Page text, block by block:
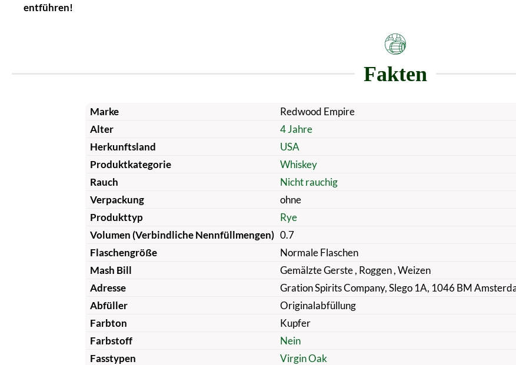
entführen!
Fakten
Marke
Redwood Empire
Alter
4 Jahre
Herkunftsland
USA
Produktkategorie
Whiskey
Rauch
Nicht rauchig
Verpackung
ohne
Produkttyp
Rye
Volumen (Verbindliche Nennfüllmengen) 0.7
Flaschengröße
Normale Flaschen
Mash Bill
Gemälzte Gerste, Roggen, Weizen
Adresse
Gration Spirits Company, Slego 1A, 1046 BM
Abfüller
Originalabfüllung
Farbton
Kupfer
Farbstoff
Nein
Fasstypen
Virgin Oak